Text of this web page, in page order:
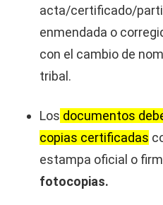
acta/certificado/
enmendada o
con el cambio de
tribal.
Los documentos
copias certificadas
estampa oficial o
fotocopias.